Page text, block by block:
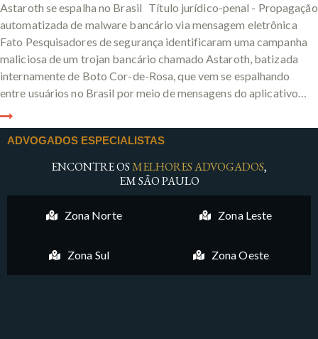
Astaroth se espalha no Brasil Título jurídico-penal - Propagação
automatizada de malware bancário via mensagem eletrônica
Fato Pesquisadores de segurança identificaram uma campanha
maliciosa de um trojan bancário chamado Astaroth, batizada
internamente de Boto Cor-de-Rosa, que vem se espalhando
entre usuários no Brasil por meio de mensagens do aplicativo…
ADVOGADOS ESPECIALISTAS
ENCONTRE OSMELHORES ADVOGADOS,
EM SÃO PAULO
Zona Norte Zona Leste
Zona Sul Zona Oeste